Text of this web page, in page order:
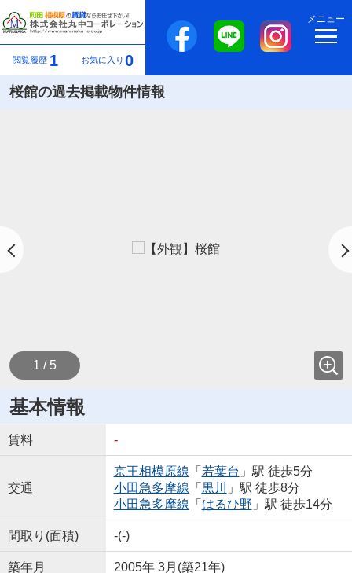
閲覧履歴 1 お気に入り 0
メニュー
桜館の過去掲載物件情報
1 / 5
基本情報
賃料 -
交通
京王相模原線 「 若葉台 」駅 徒歩5分
小田急多摩線 「 黒川
」駅 徒歩8分
小田急多摩線 「 はるひ野 」駅 徒歩14分
間取り(面積) -(-)
築年月 2005年 3月(築21年)